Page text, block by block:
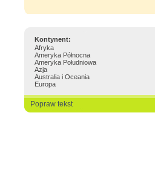
Kontynent:
Afryka
Ameryka Północna
Ameryka Południowa
Azja
Australia i Oceania
Europa
Popraw tekst